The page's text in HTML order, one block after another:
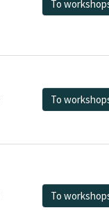
To
To
To